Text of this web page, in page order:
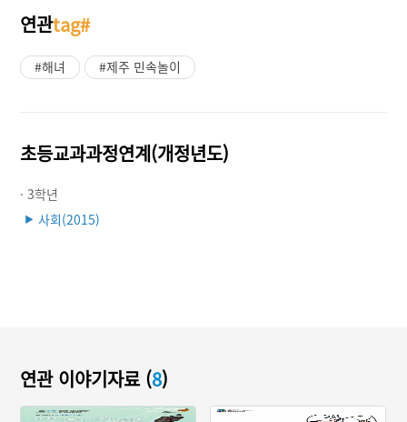
연관tag#
#해녀 #제주 민속놀이
초등교과과정연계(개정년도)
· 3학년
▶ 사회(2015)
연관 이야기자료 (8)